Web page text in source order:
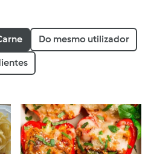
Do mesmo utilizador